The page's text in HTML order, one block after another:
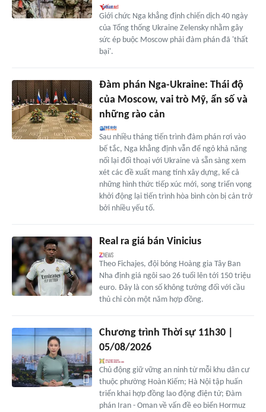
Giới chức Nga khẳng định chiến dịch 40 ngày
của Tổng thống Ukraine Zelensky nhằm gây
sức ép buộc Moscow phải đàm phán đã 'thất
bại'.
Đàm phán Nga-Ukraine: Thái độ
của Moscow, vai trò Mỹ, ẩn số và
những rào cản
Sau nhiều tháng tiến trình đàm phán rơi vào
bế tắc, Nga khẳng định vẫn để ngỏ khả năng
nối lại đối thoại với Ukraine và sẵn sàng xem
xét các đề xuất mang tính xây dựng, kể cả
những hình thức tiếp xúc mới, song triển vọng
khởi động lại tiến trình hòa bình còn bị cản trở
bởi nhiều yếu tố.
Real ra giá bán Vinicius
Theo Fichajes, đội bóng Hoàng gia Tây Ban
Nha định giá ngôi sao 26 tuổi lên tới 150 triệu
euro. Đây là con số không tưởng đối với cầu
thủ chỉ còn một năm hợp đồng.
Chương trình Thời sự 11h30 |
05/08/2026
Chủ động giữ vững an ninh từ mỗi khu dân cư
thuộc phường Hoàn Kiếm; Hà Nội tập huấn
triển khai hợp đồng lao động điện tử; Đàm
phán Iran - Oman về vấn đề eo biển Hormuz